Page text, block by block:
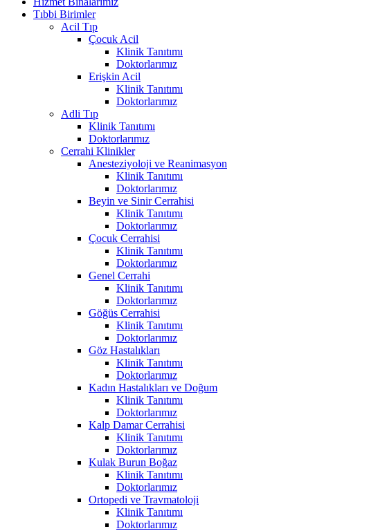
Tıbbi Birimler
Acil Tıp
Çocuk Acil
Klinik Tanıtımı
Doktorlarımız
Erişkin Acil
Klinik Tanıtımı
Doktorlarımız
Adli Tıp
Klinik Tanıtımı
Doktorlarımız
Cerrahi Klinikler
Anesteziyoloji ve Reanimasyon
Klinik Tanıtımı
Doktorlarımız
Beyin ve Sinir Cerrahisi
Klinik Tanıtımı
Doktorlarımız
Çocuk Cerrahisi
Klinik Tanıtımı
Doktorlarımız
Genel Cerrahi
Klinik Tanıtımı
Doktorlarımız
Göğüs Cerrahisi
Klinik Tanıtımı
Doktorlarımız
Göz Hastalıkları
Klinik Tanıtımı
Doktorlarımız
Kadın Hastalıkları ve Doğum
Klinik Tanıtımı
Doktorlarımız
Kalp Damar Cerrahisi
Klinik Tanıtımı
Doktorlarımız
Kulak Burun Boğaz
Klinik Tanıtımı
Doktorlarımız
Ortopedi ve Travmatoloji
Klinik Tanıtımı
Doktorlarımız